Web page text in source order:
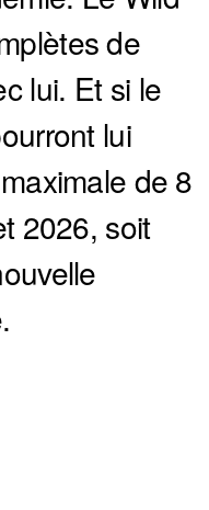
de
lui. Et si le
lui
de 8
2026, soit